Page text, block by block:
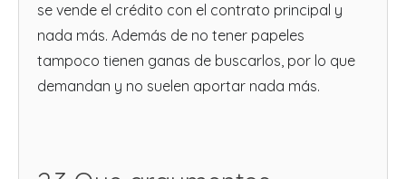
se vende el crédito con el contrato principal y
nada más. Además de no tener papeles
tampoco tienen ganas de buscarlos, por lo que
demandan y no suelen aportar nada más.